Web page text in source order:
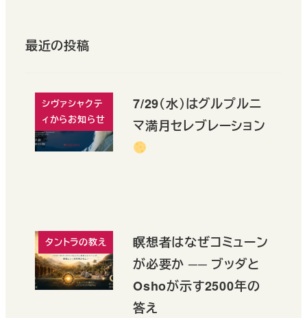
最近の投稿
シヴァシャクテ
ィからお知らせ
7/29（水）はグルプルニ
マ満月セレブレーション
タントラの教え
瞑想者はなぜコミューン
が必要か ── ブッダと
Oshoが示す2500年の
答え